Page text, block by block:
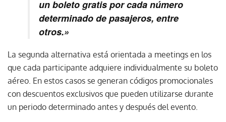
un boleto gratis por cada número
determinado de pasajeros, entre
otros.»
La segunda alternativa está orientada a meetings en los
que cada participante adquiere individualmente su boleto
aéreo. En estos casos se generan códigos promocionales
con descuentos exclusivos que pueden utilizarse durante
un periodo determinado antes y después del evento.